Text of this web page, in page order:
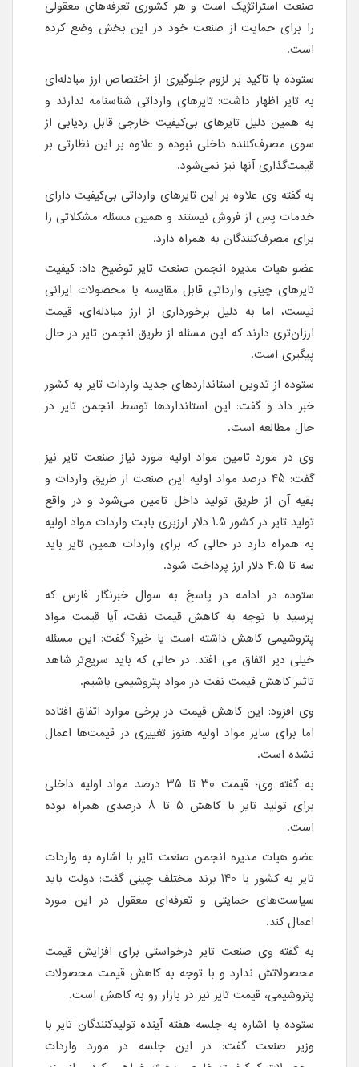
صنعت استراتژیک است و هر کشوری تعرفه‌های معقولی
را برای حمایت از صنعت خود در این بخش وضع کرده
است.
ستوده با تاکید بر لزوم جلوگیری از اختصاص ارز مبادله‌ای
به تایر اظهار داشت: تایرهای وارداتی شناسنامه ندارند و
به همین دلیل تایرهای بی‌کیفیت خارجی قابل ردیابی از
سوی مصرف‌کننده داخلی نبوده و علاوه بر این نظارتی بر
قیمت‌گذاری آنها نیز نمی‌شود.
به گفته وی علاوه بر این تایرهای وارداتی بی‌کیفیت دارای
خدمات پس از فروش نیستند و همین مسئله مشکلاتی را
برای مصرف‌کنندگان به همراه دارد.
عضو هیات مدیره انجمن صنعت تایر توضیح داد: کیفیت
تایرهای چینی وارداتی قابل مقایسه با محصولات ایرانی
نیست، اما به دلیل برخورداری از ارز مبادله‌ای، قیمت
ارزان‌تری دارند که این مسئله از طریق انجمن تایر در حال
پیگیری است.
ستوده از تدوین استانداردهای جدید واردات تایر به کشور
خبر داد و گفت: این استانداردها توسط انجمن تایر در
حال مطالعه است.
وی در مورد تامین مواد اولیه مورد نیاز صنعت تایر نیز
گفت: 45 درصد مواد اولیه این صنعت از طریق واردات و
بقیه آن از طریق تولید داخل تامین می‌شود و در واقع
تولید تایر در کشور 1.5 دلار ارزبری بابت واردات مواد اولیه
به همراه دارد در حالی که برای واردات همین تایر باید
سه تا 4.5 دلار ارز پرداخت شود.
ستوده در ادامه در پاسخ به سوال خبرنگار فارس که
پرسید با توجه به کاهش قیمت نفت، آیا قیمت مواد
پتروشیمی کاهش داشته است یا خیر؟ گفت: این مسئله
خیلی دیر اتفاق می‌ افتد. در حالی که باید سریع‌تر شاهد
تاثیر کاهش قیمت نفت در مواد پتروشیمی باشیم.
وی افزود: این کاهش قیمت در برخی موارد اتفاق افتاده
اما برای سایر مواد اولیه هنوز تغییری در قیمت‌ها اعمال
نشده است.
به گفته وی؛ قیمت 30 تا 35 درصد مواد اولیه داخلی
برای تولید تایر با کاهش 5 تا 8 درصدی همراه بوده
است.
عضو هیات مدیره انجمن صنعت تایر با اشاره به واردات
تایر به کشور با 140 برند مختلف چینی گفت: دولت باید
سیاست‌های حمایتی و تعرفه‌ای معقول در این مورد
اعمال کند.
به گفته وی صنعت تایر درخواستی برای افزایش قیمت
محصولاتش ندارد و با توجه به کاهش قیمت محصولات
پتروشیمی، قیمت تایر نیز در بازار رو به کاهش است.
ستوده با اشاره به جلسه هفته آینده تولیدکنندگان تایر با
وزیر صنعت گفت: در این جلسه در مورد واردات